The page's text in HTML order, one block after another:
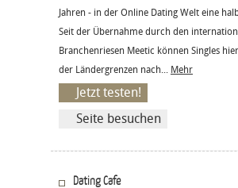
Jahren - in der Online Dating Welt eine
Seit der Übernahme durch den
Branchenriesen Meetic können Singles
der Ländergrenzen nach... Mehr
Jetzt testen!
Seite besuchen
Dating Cafe